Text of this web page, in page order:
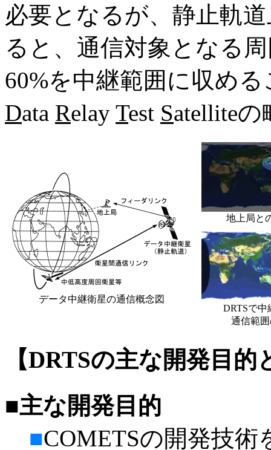
必要となるが、静止軌
ると、通信対象となる
60%を中継範囲に収め
Data Relay Test Satelliteの
データ中継衛星の通信概念図
地上局と
DRTSで中
通信範
【DRTSの主な開発目的
■主な開発目的
■COMETSの開発技